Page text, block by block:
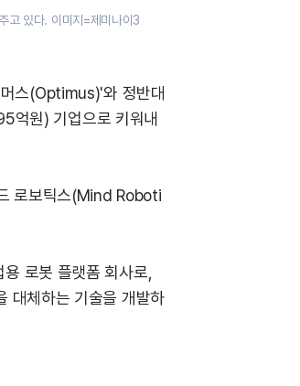
고 있다. 이미지=제미나이3
스(Optimus)'와 정반대
억원) 기업으로 키워내
로보틱스(Mind Roboti
로봇 플랫폼 회사로,
대체하는 기술을 개발하